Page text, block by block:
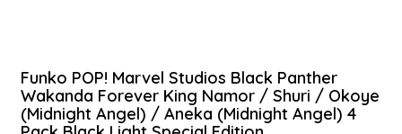
Funko POP! Marvel Studios Black Panther
Wakanda Forever King Namor / Shuri / Okoye
(Midnight Angel) / Aneka (Midnight Angel) 4